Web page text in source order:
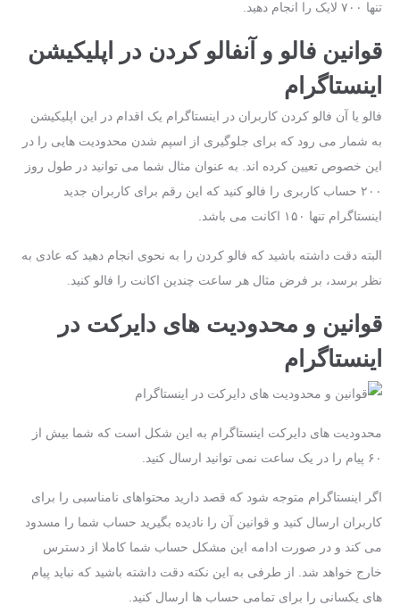
تنها ۷۰۰ لایک را انجام دهید.
قوانین فالو و آنفالو کردن در اپلیکیشن
اینستاگرام
فالو یا آن فالو کردن کاربران در اینستاگرام یک اقدام در این اپلیکیشن
به شمار می رود که برای جلوگیری از اسپم شدن محدودیت‌ هایی را در
این خصوص تعیین کرده اند. به عنوان مثال شما می‌ توانید در طول روز
۲۰۰ حساب کاربری را فالو کنید که این رقم برای کاربران جدید
اینستاگرام تنها ۱۵۰ اکانت می‌ باشد.
البته دقت داشته باشید که فالو کردن را به ‌نحوی انجام دهید که عادی به‌
نظر برسد، بر فرض مثال هر ساعت چندین اکانت را فالو کنید.
قوانین و محدودیت ‌های دایرکت در
اینستاگرام
محدودیت‌ های دایرکت اینستاگرام به این شکل است که شما بیش‌ از
۶۰ پیام را در یک ساعت نمی‌ توانید ارسال کنید.
اگر اینستاگرام متوجه شود که قصد دارید محتواهای نامناسبی را برای
کاربران ارسال کنید و قوانین آن را نادیده بگیرید حساب شما را مسدود
می ‌کند و در صورت ادامه این مشکل حساب شما کاملا از دسترس
خارج خواهد شد. از طرفی به این نکته دقت داشته باشید که نباید پیام‌
های یکسانی را برای تمامی حساب‌ ها ارسال کنید.